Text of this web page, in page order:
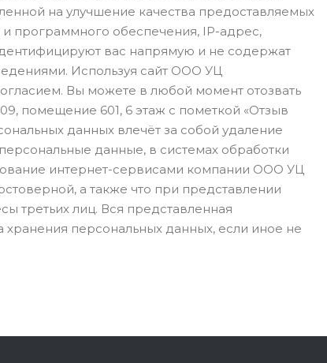
на улучшение качества предоставляемых
и программного обеспечения, IP-адрес,
вас напрямую и не содержат
Используя сайт ООО УЦ
Вы можете в любой момент отозвать
помещение 601, 6 этаж с пометкой «Отзыв
данных влечёт за собой удаление
данные, в системах обработки
интернет-сервисами компании ООО УЦ
а также что при представлении
третьих лиц. Вся представленная
персональных данных, если иное не